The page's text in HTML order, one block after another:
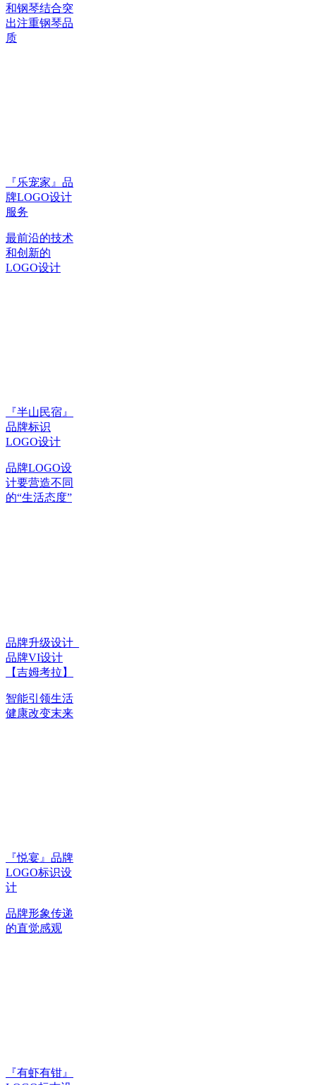
和钢琴结合突
出注重钢琴品
质
『乐宠家』品
牌LOGO设计
服务
最前沿的技术
和创新的
LOGO设计
『半山民宿』
品牌标识
LOGO设计
品牌LOGO设
计要营造不同
的“生活态度”
品牌升级设计_
品牌VI设计
【吉姆考拉】
智能引领生活
健康改变末来
『悦宴』品牌
LOGO标识设
计
品牌形象传递
的直觉感观
『有虾有钳』